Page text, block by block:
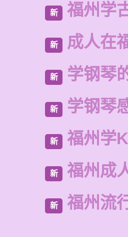
新 福州学
新 成人在
新 学钢琴
新 学钢琴
新 福州学
新 福州成
新 福州流